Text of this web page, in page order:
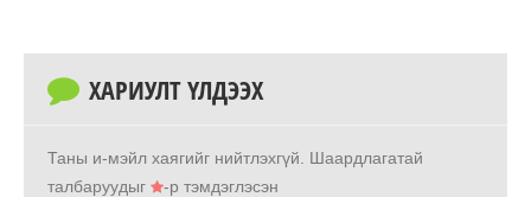
ХАРИУЛТ ҮЛДЭЭХ
Таны и-мэйл хаягийг нийтлэхгүй.
Шаардлагатай
талбаруудыг
-р тэмдэглэсэн